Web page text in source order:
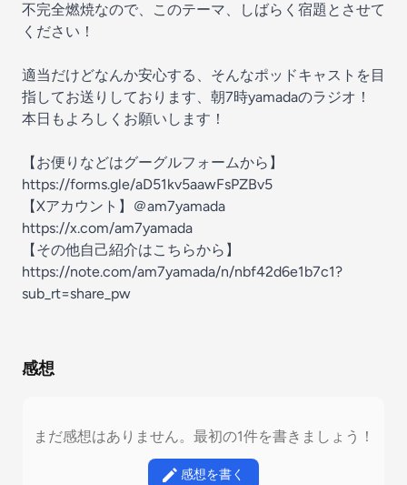
不完全燃焼なので、このテーマ、しばらく宿題とさせて
ください！
適当だけどなんか安心する、そんなポッドキャストを目
指してお送りしております、朝7時yamadaのラジオ！
本日もよろしくお願いします！
【お便りなどはグーグルフォームから】
⁠https://forms.gle/aD51kv5aawFsPZBv5⁠
【Xアカウント】＠am7yamada
https://x.com/am7yamada
【その他自己紹介はこちらから】
https://note.com/am7yamada/n/nbf42d6e1b7c1?
sub_rt=share_pw
感想
まだ感想はありません。最初の1件を書きましょう！
感想を書く